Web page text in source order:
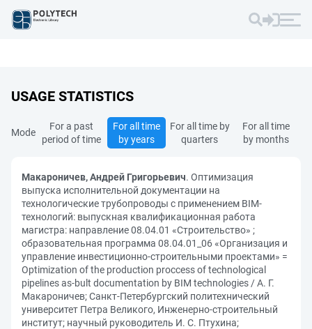
USAGE STATISTICS
Mode
For a past
period of time
For all time
by years
For all time by
quarters
For all time
by months
Макароничев, Андрей Григорьевич. Оптимизация
выпуска исполнительной документации на
технологические трубопроводы с применением BIM-
технологий: выпускная квалификационная работа
магистра: направление 08.04.01 «Строительство» ;
образовательная программа 08.04.01_06 «Организация и
управление инвестиционно-строительными проектами» =
Optimization of the production proccess of technological
pipelines as-bult documentation by BIM technologies / А. Г.
Макароничев; Санкт-Петербургский политехнический
университет Петра Великого, Инженерно-строительный
институт; научный руководитель И. С. Птухина;